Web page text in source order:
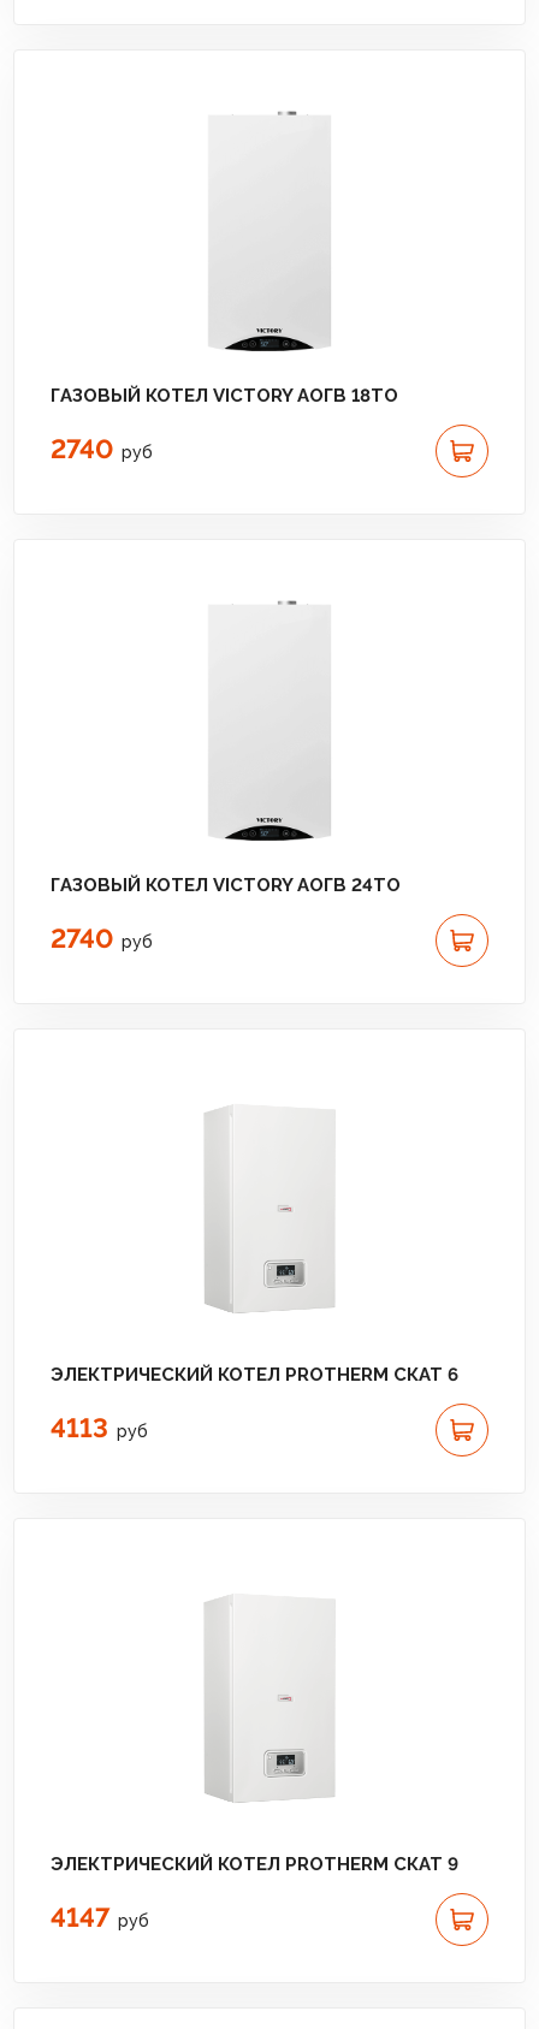
ГАЗОВЫЙ КОТЕЛ VICTORY АОГВ 18TО
2740 руб
ГАЗОВЫЙ КОТЕЛ VICTORY АОГВ 24TО
2740 руб
ЭЛЕКТРИЧЕСКИЙ КОТЕЛ PROTHERM СКАТ 6
4113 руб
ЭЛЕКТРИЧЕСКИЙ КОТЕЛ PROTHERM СКАТ 9
4147 руб